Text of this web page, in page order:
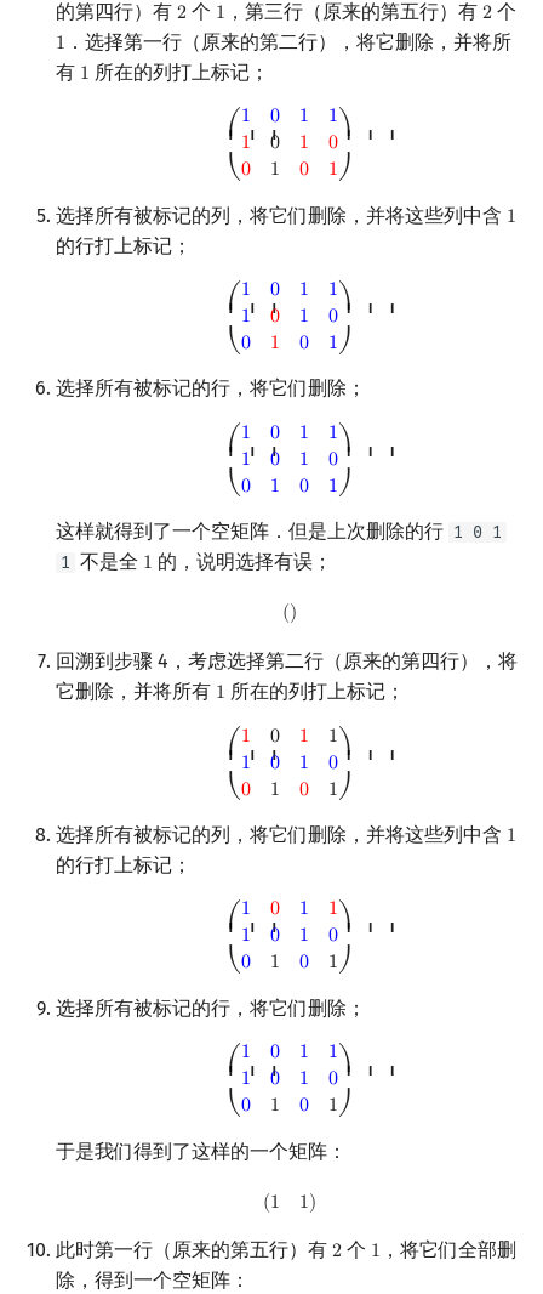
的第四行）有 2
2 个 1
1 ，第三行（原来的第五行）有 2
2 个
1
1 ．选择第一行（原来的第二行），将它删除，并将所
有 1
1 所在的列打上标记；
⎛⎜ ⎜ ⎜
⎝
1 0 1
1
1
0 1
0
0
1 0 1
⎞⎟ ⎟ ⎟
⎠
(10 10 0 01)
选择所有被标记的列，将它们删除，并将这些列中含 1
1
的行打上标记；
⎛⎜ ⎜ ⎜
⎝
1 0 1
1
1
0 1
0
0
1 0 1
⎞⎟ ⎟ ⎟
⎠
(10 10 0 01)
选择所有被标记的行，将它们删除；
⎛⎜ ⎜ ⎜
⎝
1 0 1
1
1
0 1
0
0
1 0 1
⎞⎟ ⎟ ⎟
⎠
(10 10 0 01)
这样就得到了一个空矩阵．但是上次删除的行 1 0 1
1 不是全 1
1 的，说明选择有误；
()
()
回溯到步骤 4，考虑选择第二行（原来的第四行），将
它删除，并将所有 1
1 所在的列打上标记；
⎛⎜ ⎜ ⎜
⎝
1 0 1
1
1
0 1
0
0
1 0 1
⎞⎟ ⎟ ⎟
⎠
(10 10 0 01)
选择所有被标记的列，将它们删除，并将这些列中含 1
1
的行打上标记；
⎛⎜ ⎜ ⎜
⎝
1 0 1
1
1
0 1
0
0
1 0 1
⎞⎟ ⎟ ⎟
⎠
(10 10 0 01)
选择所有被标记的行，将它们删除；
⎛⎜ ⎜ ⎜
⎝
1 0 1
1
1
0 1
0
0
1 0 1
⎞⎟ ⎟ ⎟
⎠
(10 10 0 01)
于是我们得到了这样的一个矩阵：
(1 1)
( )
此时第一行（原来的第五行）有 2
2 个 1
1 ，将它们全部删
除，得到一个空矩阵：